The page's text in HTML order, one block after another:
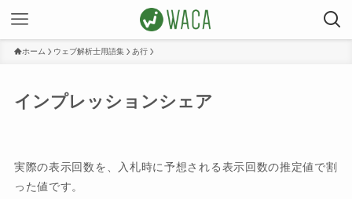
ホーム ウェブ解析士用語集 あ行
インプレッションシェア
実際の表示回数を、入札時に予想される表示回数の推定値で割
った値です。